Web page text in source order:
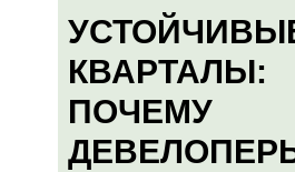
КВАРТАЛЫ:
ПОЧЕМУ